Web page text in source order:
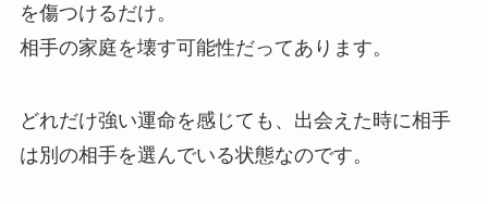
を傷つけるだけ。
相手の家庭を壊す可能性だってあります。
どれだけ強い運命を感じても、出会えた時に相手
は別の相手を選んでいる状態なのです。